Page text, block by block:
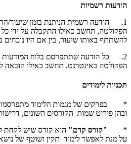
הודעות רשמיות
1. הודעה רשמית הניתנת בזמן שיעור/
הפקולטה, תחשב כאילו התקבלה על ידי
להשתתף באותו שיעור, בין אם היו נוכחים
2. כל הודעה שתתפרסם בלוח
הפקולטה באינטרנט, תחשב כאילו הובאה
תכניות לימודים
* בפרקים של מגמות הלימוד מתפרסמות
ובהן פירוט שמות הקורסים השונים,
* "קורס קדם" הוא קורס שיש לקחת
על מנת לאפשר לימוד תקין ושוטף של